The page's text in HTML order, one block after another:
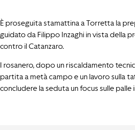
È proseguita stamattina a Torretta la
guidato da Filippo Inzaghi in vista della
contro il Catanzaro.
I rosanero, dopo un riscaldamento
partita a metà campo e un lavoro sulla
concludere la seduta un focus sulle palle